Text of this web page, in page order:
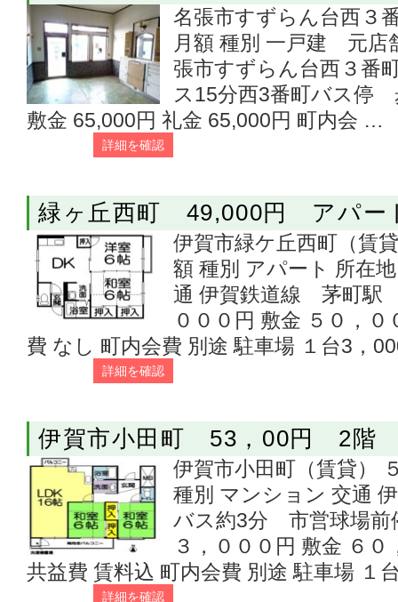
名張市すずらん台西３
月額 種別 一戸建 元店
張市すずらん台西３番
ス15分西3番町バス停
敷金 65,000円 礼金 65,000円 町内会 …
詳細を確認
緑ヶ丘西町 49,000円 アパー
伊賀市緑ケ丘西町（賃
額 種別 アパート 所在
通 伊賀鉄道線 茅町駅
０００円 敷金 ５０，
費 なし 町内会費 別途 駐車場 １台3，
詳細を確認
伊賀市小田町 53，00円 2階
伊賀市小田町（賃貸）
種別 マンション 交通
バス約3分 市営球場
３，０００円 敷金 ６
共益費 賃料込 町内会費 別途 駐車場 １
詳細を確認